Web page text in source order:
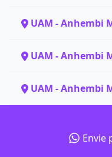
UAM - Anhembi
UAM - Anhembi
UAM - Anhembi
Envie